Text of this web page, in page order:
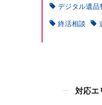
デジタル遺品
終活相談
対応エ